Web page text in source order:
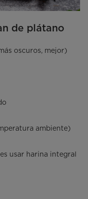
de plátano
oscuros, mejor)
ambiente)
usar harina integral